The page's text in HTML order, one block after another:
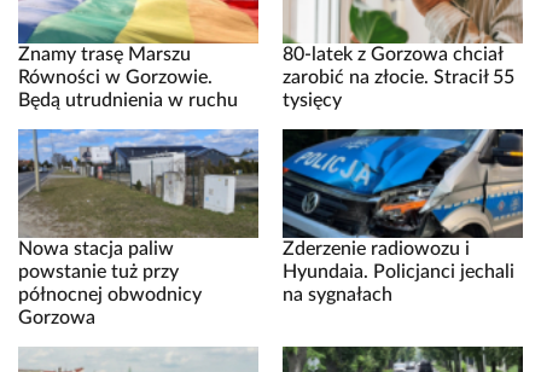
Znamy trasę Marszu
Równości w Gorzowie.
Będą utrudnienia w ruchu
80-latek z Gorzowa chciał
zarobić na złocie. Stracił 55
tysięcy
Nowa stacja paliw
powstanie tuż przy
północnej obwodnicy
Gorzowa
Zderzenie radiowozu i
Hyundaia. Policjanci jechali
na sygnałach